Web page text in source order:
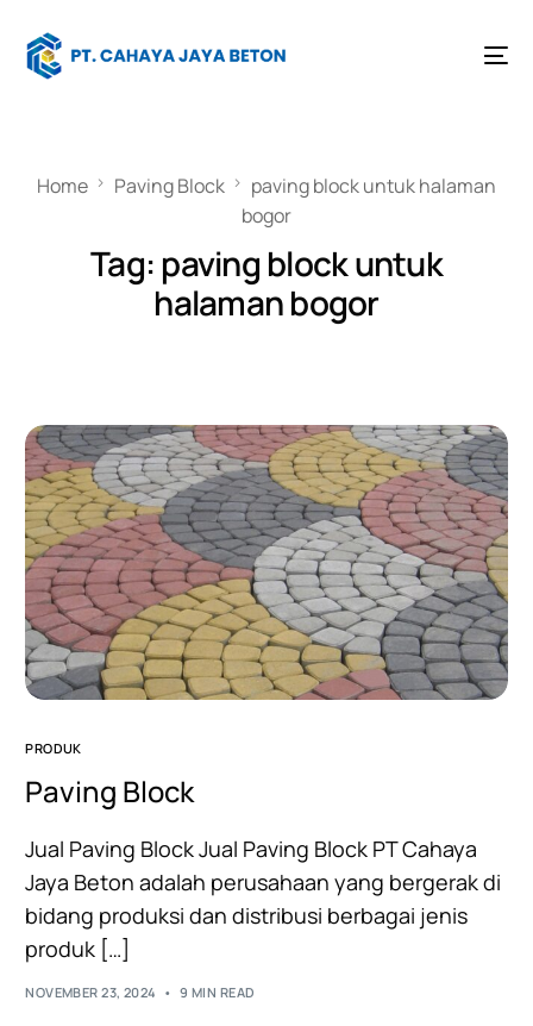
Home Paving Block
paving block untuk halaman
bogor
Tag: paving block untuk
halaman bogor
PRODUK
Paving Block
Jual Paving Block Jual Paving Block PT Cahaya
Jaya Beton adalah perusahaan yang bergerak di
bidang produksi dan distribusi berbagai jenis
produk […]
NOVEMBER 23, 2024 9 MIN READ